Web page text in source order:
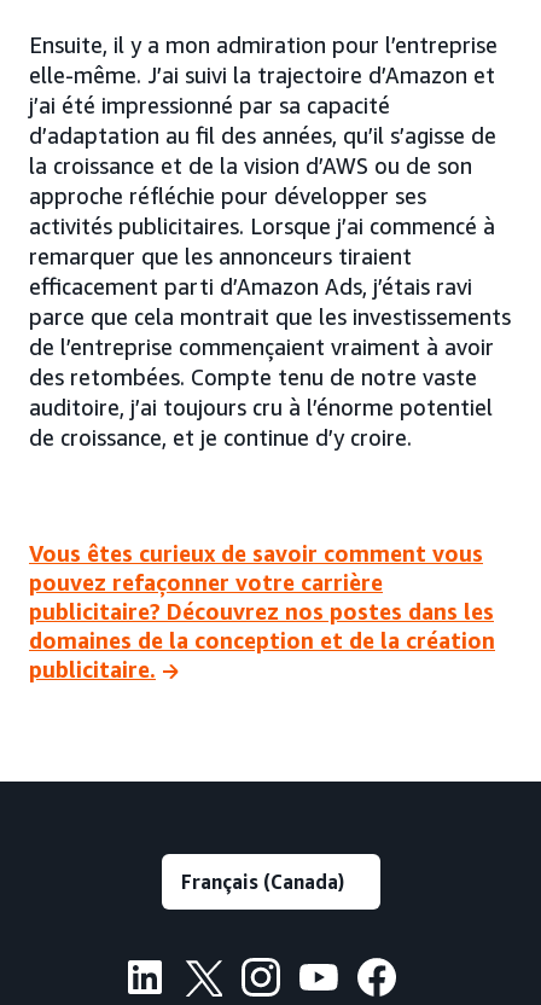
Ensuite, il y a mon admiration pour l’entreprise
elle-même. J’ai suivi la trajectoire d’Amazon et
j’ai été impressionné par sa capacité
d’adaptation au fil des années, qu’il s’agisse de
la croissance et de la vision d’AWS ou de son
approche réfléchie pour développer ses
activités publicitaires. Lorsque j’ai commencé à
remarquer que les annonceurs tiraient
efficacement parti d’Amazon Ads, j’étais ravi
parce que cela montrait que les investissements
de l’entreprise commençaient vraiment à avoir
des retombées. Compte tenu de notre vaste
auditoire, j’ai toujours cru à l’énorme potentiel
de croissance, et je continue d’y croire.
Vous êtes curieux de savoir comment vous
pouvez refaçonner votre carrière
publicitaire? Découvrez nos postes dans les
domaines de la conception et de la création
publicitaire.